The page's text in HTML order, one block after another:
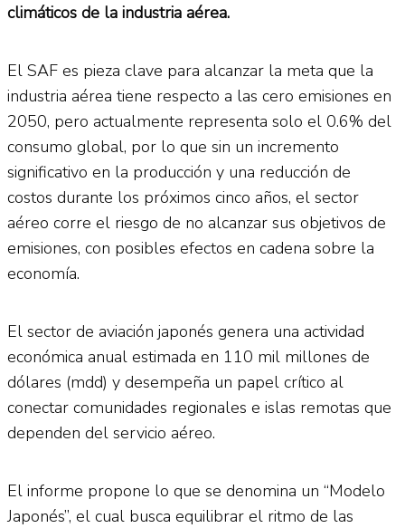
climáticos de la industria aérea.
El SAF es pieza clave para alcanzar la meta que la
industria aérea tiene respecto a las cero emisiones en
2050, pero actualmente representa solo el 0.6% del
consumo global, por lo que sin un incremento
significativo en la producción y una reducción de
costos durante los próximos cinco años, el sector
aéreo corre el riesgo de no alcanzar sus objetivos de
emisiones, con posibles efectos en cadena sobre la
economía.
El sector de aviación japonés genera una actividad
económica anual estimada en 110 mil millones de
dólares (mdd) y desempeña un papel crítico al
conectar comunidades regionales e islas remotas que
dependen del servicio aéreo.
El informe propone lo que se denomina un “Modelo
Japonés”, el cual busca equilibrar el ritmo de las